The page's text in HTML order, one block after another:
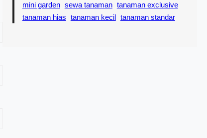
mini garden sewa tanaman tanaman exclusive
tanaman hias
tanaman kecil tanaman standar